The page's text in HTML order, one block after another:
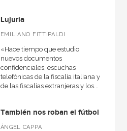
Lujuria
EMILIANO FITTIPALDI
«Hace tiempo que estudio
nuevos documentos
confidenciales, escuchas
telefónicas de la fiscalía italiana y
de las fiscalías extranjeras y los...
También nos roban el fútbol
ÁNGEL CAPPA